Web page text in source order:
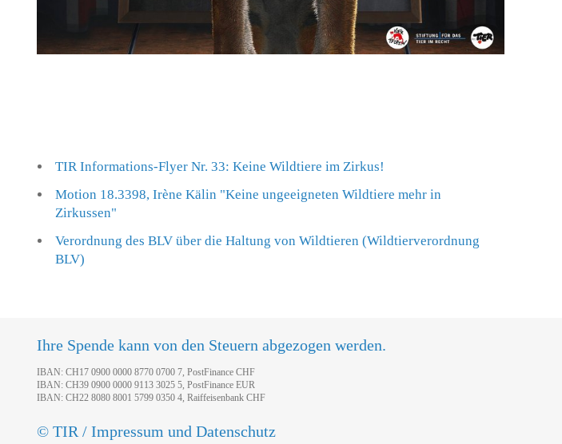
TIR Informations-Flyer Nr. 33: Keine Wildtiere im Zirkus!
Motion 18.3398, Irène Kälin "Keine ungeeigneten Wildtiere mehr in
Zirkussen"
Verordnung des BLV über die Haltung von Wildtieren (Wildtierverordnung
BLV)
Ihre Spende kann von den Steuern abgezogen werden.
IBAN: CH17 0900 0000 8770 0700 7, PostFinance CHF
IBAN: CH39 0900 0000 9113 3025 5, PostFinance EUR
IBAN: CH22 8080 8001 5799 0350 4, Raiffeisenbank CHF
© TIR / Impressum und Datenschutz